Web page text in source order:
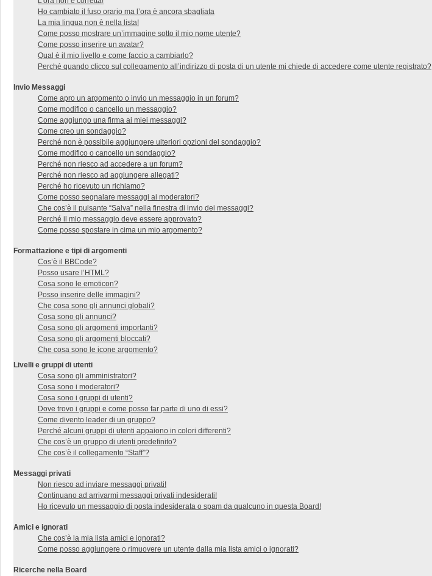
Ho cambiato il fuso orario ma l’ora è ancora sbagliata
La mia lingua non è nella lista!
Come posso mostrare un’immagine sotto il mio nome utente?
Come posso inserire un avatar?
Qual è il mio livello e come faccio a cambiarlo?
Perché quando clicco sul collegamento all’indirizzo di posta di un utente mi chiede di accedere come utente registrato?
Invio Messaggi
Come apro un argomento o invio un messaggio in un forum?
Come modifico o cancello un messaggio?
Come aggiungo una firma ai miei messaggi?
Come creo un sondaggio?
Perché non è possibile aggiungere ulteriori opzioni del sondaggio?
Come modifico o cancello un sondaggio?
Perché non riesco ad accedere a un forum?
Perché non riesco ad aggiungere allegati?
Perché ho ricevuto un richiamo?
Come posso segnalare messaggi ai moderatori?
Che cos’è il pulsante “Salva” nella finestra di invio dei messaggi?
Perché il mio messaggio deve essere approvato?
Come posso spostare in cima un mio argomento?
Formattazione e tipi di argomenti
Cos’è il BBCode?
Posso usare l’HTML?
Cosa sono le emoticon?
Posso inserire delle immagini?
Che cosa sono gli annunci globali?
Cosa sono gli annunci?
Cosa sono gli argomenti importanti?
Cosa sono gli argomenti bloccati?
Che cosa sono le icone argomento?
Livelli e gruppi di utenti
Cosa sono gli amministratori?
Cosa sono i moderatori?
Cosa sono i gruppi di utenti?
Dove trovo i gruppi e come posso far parte di uno di essi?
Come divento leader di un gruppo?
Perché alcuni gruppi di utenti appaiono in colori differenti?
Che cos’è un gruppo di utenti predefinito?
Che cos’è il collegamento “Staff”?
Messaggi privati
Non riesco ad inviare messaggi privati!
Continuano ad arrivarmi messaggi privati indesiderati!
Ho ricevuto un messaggio di posta indesiderata o spam da qualcuno in questa Board!
Amici e ignorati
Che cos’è la mia lista amici e ignorati?
Come posso aggiungere o rimuovere un utente dalla mia lista amici o ignorati?
Ricerche nella Board